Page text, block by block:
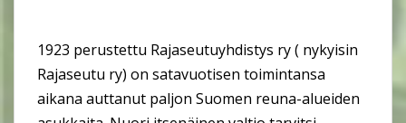
1923 perustettu Rajaseutuyhdistys ry ( nykyisin
Rajaseutu ry) on satavuotisen toimintansa
aikana auttanut paljon Suomen reuna-alueiden